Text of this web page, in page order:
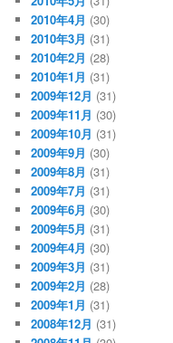
2010年4月 (30)
2010年3月 (31)
2010年2月 (28)
2010年1月 (31)
2009年12月 (31)
2009年11月 (30)
2009年10月 (31)
2009年9月 (30)
2009年8月 (31)
2009年7月 (31)
2009年6月 (30)
2009年5月 (31)
2009年4月 (30)
2009年3月 (31)
2009年2月 (28)
2009年1月 (31)
2008年12月 (31)